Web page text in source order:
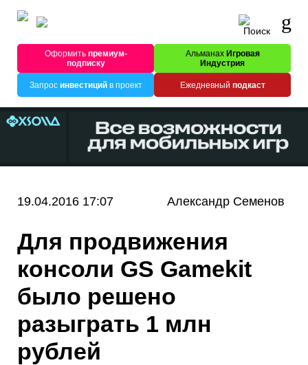
Оформитьпремиум-
подписку
Альманах Игровая
Индустрия
Запрос инвестицийв проект Ежедневный подкаст
19.04.2016 17:07 Александр Семенов
Для продвижения
консоли GS Gamekit
было решено
разыграть 1 млн
рублей